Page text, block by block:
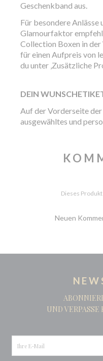
Geschenkband aus.
Für besondere Anlässe
Glamourfaktor
Collection Boxen in der
für einen Aufpreis von
du unter ‚Zusätzliche
DEIN
Auf der Vorderseite
ausgewähltes und
Dieses
Neuen
UND